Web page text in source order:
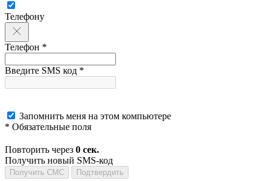
Телефону
Телефон *
Введите SMS код *
Запомнить меня на этом компьютере
* Обязательные поля
Повторить через 0 сек.
Получить новый SMS-код
Получить СМС Подтвердить